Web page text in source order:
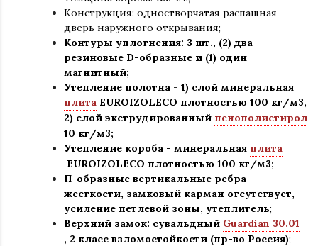
Конструкция: одностворчатая распашная
дверь наружного открывания;
Контуры уплотнения: 3 шт., (2) два
резиновые D-образные и (1) один
магнитный;
Утепление полотна - 1) слой минеральная
плита EUROIZOLECO плотностью 100 кг/м3,
2) слой экструдированный пенополистирол
10 кг/м3;
Утепление короба - минеральная плита
EUROIZOLECO плотностью 100 кг/м3;
П-образные вертикальные ребра
жесткости, замковый карман отсутствует,
усиление петлевой зоны, утеплитель;
Верхний замок: сувальдный Guardian 30.01
, 2 класс взломостойкости (пр-во Россия);